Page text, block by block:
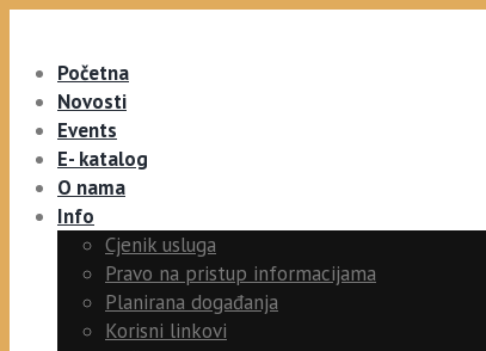
Početna
Novosti
Events
E- katalog
O nama
Info
Cjenik usluga
Pravo na pristup informacijama
Planirana događanja
Korisni linkovi